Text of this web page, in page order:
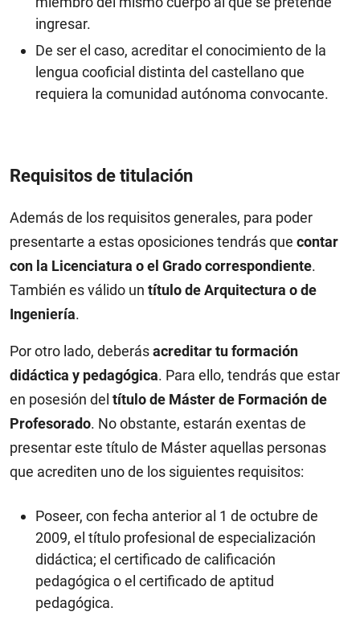
ingresar.
De ser el caso, acreditar el conocimiento de la
lengua cooficial distinta del castellano que
requiera la comunidad autónoma convocante.
Requisitos de titulación
Además de los requisitos generales, para poder
presentarte a estas oposiciones tendrás que contar
con la Licenciatura o el Grado correspondiente.
También es válido un título de Arquitectura o de
Ingeniería.
Por otro lado, deberásacreditar tu formación
didáctica y pedagógica. Para ello, tendrás que estar
en posesión del título de Máster de Formación de
Profesorado. No obstante, estarán exentas de
presentar este título de Máster aquellas personas
que acrediten uno de los siguientes requisitos:
Poseer, con fecha anterior al 1 de octubre de
2009, el título profesional de especialización
didáctica; el certificado de calificación
pedagógica o el certificado de aptitud
pedagógica.